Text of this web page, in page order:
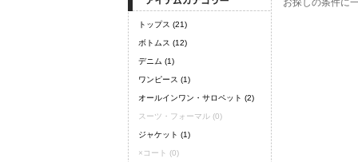
トップス (21)
ボトムス (12)
デニム (1)
ワンピース (1)
オールインワン・サロペット (2)
スーツ・フォーマル (0)
ジャケット (1)
× コート (0)
お探しの条件に